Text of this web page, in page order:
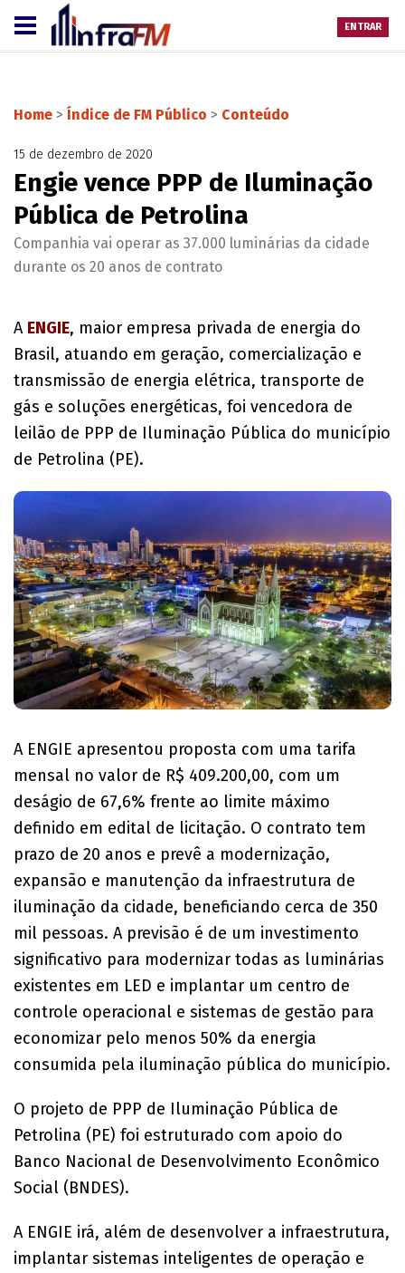
ENTRAR
Home > Índice de FM Público > Conteúdo
15 de dezembro de 2020
Engie vence PPP de Iluminação
Pública de Petrolina
Companhia vai operar as 37.000 luminárias da cidade
durante os 20 anos de contrato
A ENGIE, maior empresa privada de energia do
Brasil, atuando em geração, comercialização e
transmissão de energia elétrica, transporte de
gás e soluções energéticas, foi vencedora de
leilão de PPP de Iluminação Pública do município
de Petrolina (PE).
A ENGIE apresentou proposta com uma tarifa
mensal no valor de R$ 409.200,00, com um
deságio de 67,6% frente ao limite máximo
definido em edital de licitação. O contrato tem
prazo de 20 anos e prevê a modernização,
expansão e manutenção da infraestrutura de
iluminação da cidade, beneficiando cerca de 350
mil pessoas. A previsão é de um investimento
significativo para modernizar todas as luminárias
existentes em LED e implantar um centro de
controle operacional e sistemas de gestão para
economizar pelo menos 50% da energia
consumida pela iluminação pública do município.
O projeto de PPP de Iluminação Pública de
Petrolina (PE) foi estruturado com apoio do
Banco Nacional de Desenvolvimento Econômico
Social (BNDES).
A ENGIE irá, além de desenvolver a infraestrutura,
implantar sistemas inteligentes de operação e